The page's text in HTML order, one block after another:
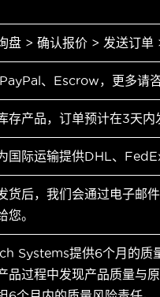
盘 > 确认报价 > 发送订单
、Escrow，更多请
存产品，订单预计在3天内
国际运输提供DHL、
货后，我们会通过电子邮
您。
Systems提供6个月的质
品过程中发现产品质量与